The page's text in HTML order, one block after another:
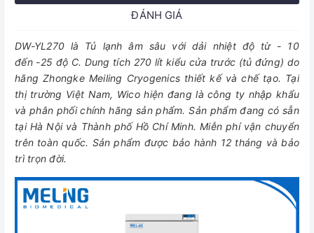
ĐÁNH GIÁ
DW-YL270 là Tủ lạnh âm sâu với dải nhiệt độ từ - 10
đến -25 độ C. Dung tích 270 lít kiểu cửa trước (tủ đứng) do
hãng Zhongke Meiling Cryogenics thiết kế và chế tạo. Tại
thị trường Việt Nam, Wico hiện đang là công ty nhập khẩu
và phân phối chính hãng sản phẩm. Sản phẩm đang có sẵn
tại Hà Nội và Thành phố Hồ Chí Minh. Miễn phí vận chuyển
trên toàn quốc. Sản phẩm được bảo hành 12 tháng và bảo
trì trọn đời.